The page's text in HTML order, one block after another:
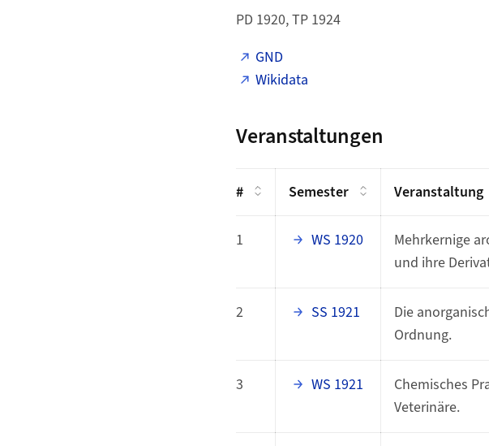
PD 1920, TP 1924
GND
Wikidata
Veranstaltungen
# Semester Veranstaltung
1 WS 1920
Mehrkernige
und ihre
2 SS 1921
Die
Ordnung.
3 WS 1921
Chemisches
Veterinäre.